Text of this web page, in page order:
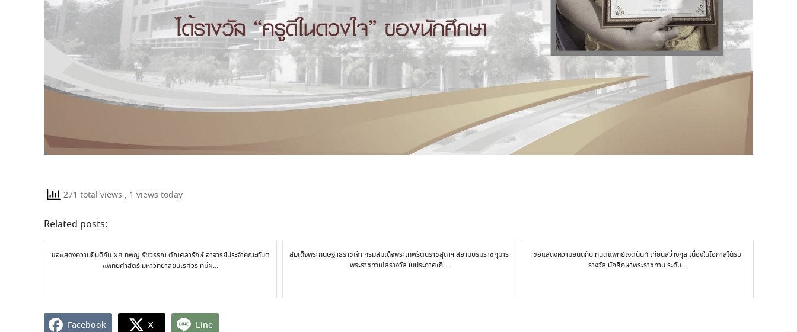
271 total views , 1 views today
Related posts:
ขอแสดงความยินดีกับ ผศ.ทพญ.รัชวรรณ ตัณศลารักษ์ อาจารย์ประจำคณะทันต
แพทยศาสตร์ มหาวิทยาลัยนเรศวร ที่มีผ...
สมเด็จพระกนิษฐาธิราชเจ้า กรมสมเด็จพระเทพรัตนราชสุดาฯ สยามบรมราชกุมารี
พระราชทานโล่รางวัล ใบประกาศเกี...
ขอแสดงความยินดีกับ ทันตแพทย์เจตนันท์ เทียนสว่างกุล เนื่องในโอกาสได้รับ
รางวัล นักศึกษาพระราชทาน ระดับ...
Facebook X Line